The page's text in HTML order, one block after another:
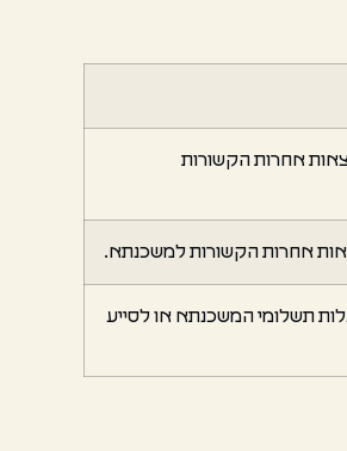
אחרות הקשורות
אחרות הקשורות למשכנתא.
תשלומי המשכנתא או לסייע